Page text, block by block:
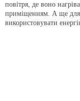
повітря, де воно
приміщенням. А ще для
використовувати